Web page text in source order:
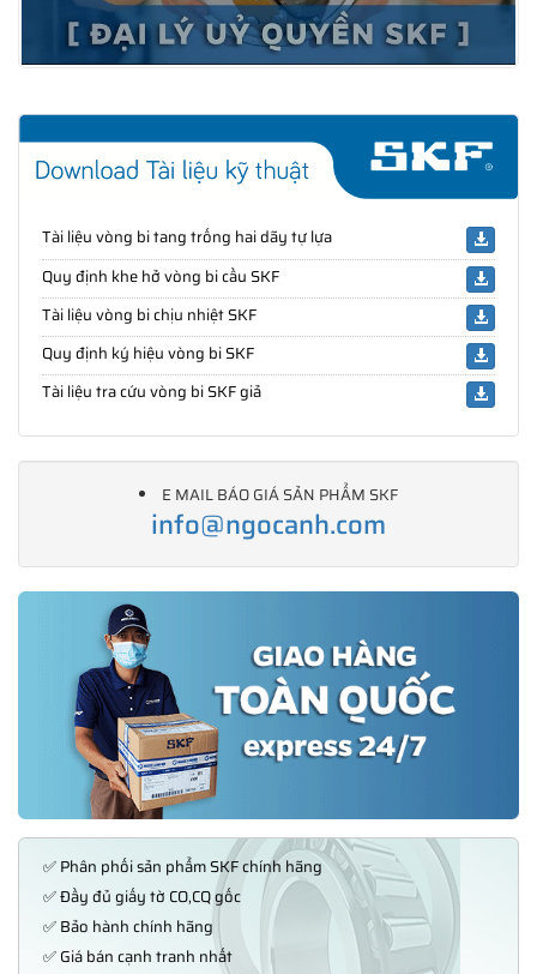
Tài liệu vòng bi tang trống hai dãy tự lựa
Quy định khe hở vòng bi cầu SKF
Tài liệu vòng bi chịu nhiệt SKF
Quy định ký hiệu vòng bi SKF
Tài liệu tra cứu vòng bi SKF giả
E MAIL BÁO GIÁ SẢN PHẨM SKF
info@ngocanh.com
✅ Phân phối sản phẩm SKF chính hãng
✅ Đầy đủ giấy tờ CO,CQ gốc
✅ Bảo hành chính hãng
✅ Giá bán cạnh tranh nhất